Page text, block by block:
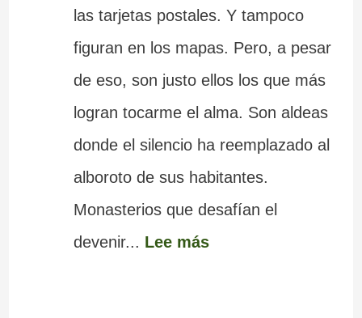
las tarjetas postales. Y tampoco
figuran en los mapas. Pero, a pesar
de eso, son justo ellos los que más
logran tocarme el alma. Son aldeas
donde el silencio ha reemplazado al
alboroto de sus habitantes.
Monasterios que desafían el
devenir... Lee más